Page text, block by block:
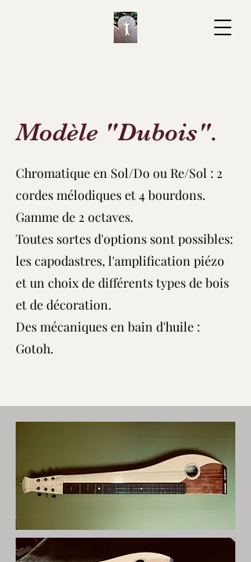
Modèle "Dubois".
Chromatique en Sol/Do ou Re/Sol : 2
cordes mélodiques et 4 bourdons.
Gamme de 2 octaves.
Toutes sortes d'options sont possibles:
les capodastres, l'amplification piézo
et un choix de différents types de bois
et de décoration.
Des mécaniques en bain d'huile :
Gotoh.